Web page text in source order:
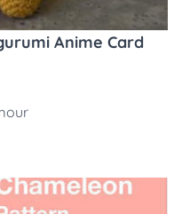
Anime Card